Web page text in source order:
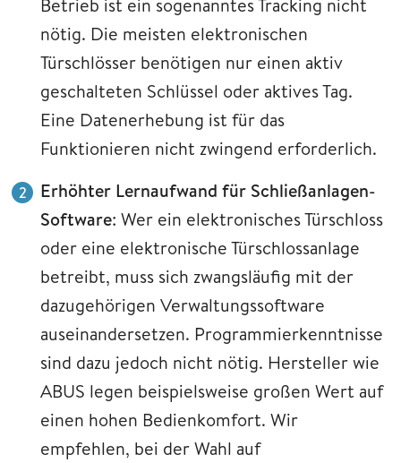
nötig. Die meisten elektronischen
Türschlösser benötigen nur einen aktiv
geschalteten Schlüssel oder aktives Tag.
Eine Datenerhebung ist für das
Funktionieren nicht zwingend erforderlich.
Erhöhter Lernaufwand für Schließanlagen-
Software: Wer ein elektronisches Türschloss
oder eine elektronische Türschlossanlage
betreibt, muss sich zwangsläufig mit der
dazugehörigen Verwaltungssoftware
auseinandersetzen. Programmierkenntnisse
sind dazu jedoch nicht nötig. Hersteller wie
ABUS legen beispielsweise großen Wert auf
einen hohen Bedienkomfort. Wir
empfehlen, bei der Wahl auf